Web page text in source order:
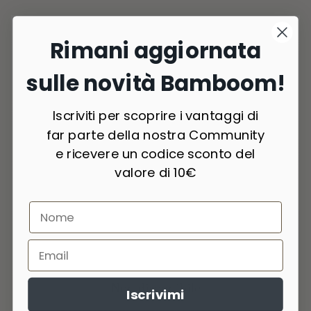
Non disponibile
Rimani aggiornata
sulle novità Bamboom!
Iscriviti per scoprire i vantaggi di
far parte della nostra Community
e ricevere un codice sconto del
valore di 10€
Iscrivimi